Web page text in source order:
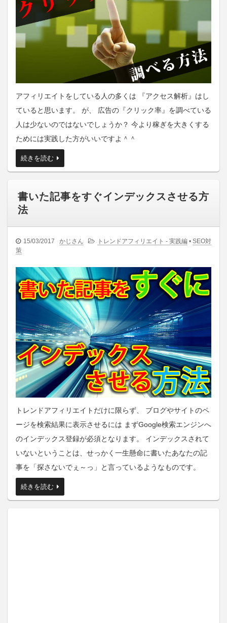
アフィリエイトをしている人の多くは 『アクセス解析』はし
ていると思います。 が、 広告の『クリック率』を調べている
人は少ないのではないでしょうか？ 今より稼ぎを大きくする
ためには実践した方がいいですよ＾＾
続きを読む
書いた記事をすぐインデックスさせる方
法
15/03/2017 かじさん トレンドアフィリエイト - 実践編 • SEO対
策
トレンドアフィリエイトだけに限らず、 ブログやサイトのペ
ージを検索結果に表示させるには まずGoogle検索エンジンへ
のインデックス登録が必須となります。 インデックスされて
いないということは、せっかく一生懸命に書いたあなたの記
事を「探さないでぇ～っ」と言っているようなものです。
続きを読む